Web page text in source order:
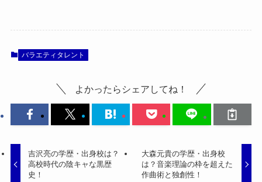
バラエティタレント
よかったらシェアしてね！
吉沢亮の学歴・出身校は？
高校時代の陰キャな黒歴
史！
大森元貴の学歴・出身校
は？音楽理論の枠を超えた
作曲術と独創性！